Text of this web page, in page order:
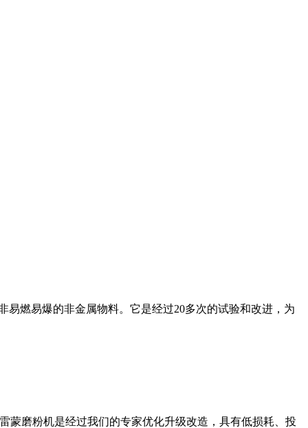
燃易爆的非金属物料。它是经过20多次的试验和改进，为
蒙磨粉机是经过我们的专家优化升级改造，具有低损耗、投